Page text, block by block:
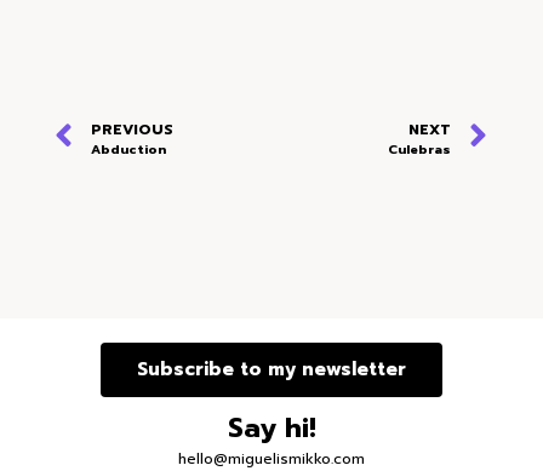
PREVIOUS
Abduction
NEXT
Culebras
Subscribe to my newsletter
Say hi!
hello@miguelismikko.com